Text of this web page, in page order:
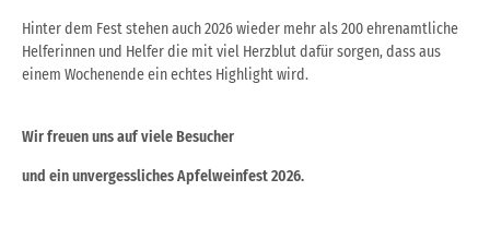
Hinter dem Fest stehen auch 2026 wieder mehr als 200 ehrenamtliche
Helferinnen und Helfer die mit viel Herzblut dafür sorgen, dass aus
einem Wochenende ein echtes Highlight wird.
Wir freuen uns auf viele Besucher
und ein unvergessliches Apfelweinfest 2026.